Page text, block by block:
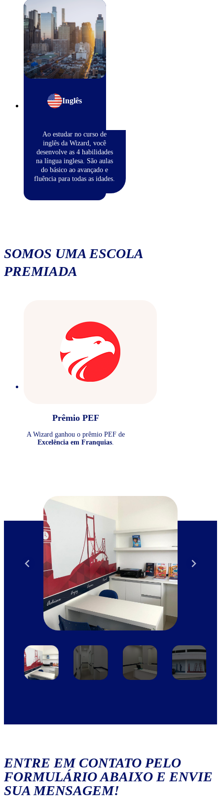
Inglês
Ao estudar no curso de
inglês da Wizard, você
desenvolve as 4 habilidades
na língua inglesa. São aulas
do básico ao avançado e
fluência para todas as idades.
SOMOS UMA ESCOLA
PREMIADA
Prêmio PEF
A Wizard ganhou o prêmio PEF de
Excelência em Franquias.
ENTRE EM CONTATO PELO
FORMULÁRIO ABAIXO E ENVIE
SUA MENSAGEM!